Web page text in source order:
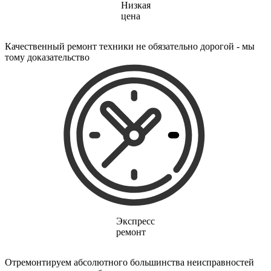
электропростыней
электрощеток
электрощитов
электрошвабер
электросковороды
электротельферов
электротермосов
электровелосипедов
электровеников
эллиптических тренажеров
эндоскопов
эпиляторов
факса
фальцовщиков
фанкойлов
фаршемешалок
фенов настенных
финишер-брошюровщиков
Низкая
цена
Качественный ремонт техники не обязательно дорогой - мы
тому доказательство
Экспресс
ремонт
Отремонтируем абсолютного большинства неисправностей